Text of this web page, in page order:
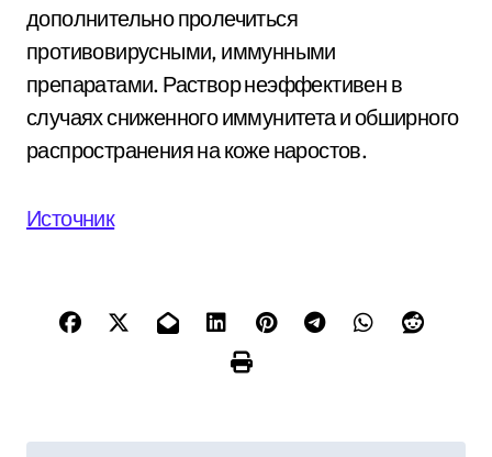
дополнительно пролечиться
противовирусными, иммунными
препаратами. Раствор неэффективен в
случаях сниженного иммунитета и обширного
распространения на коже наростов.
Источник